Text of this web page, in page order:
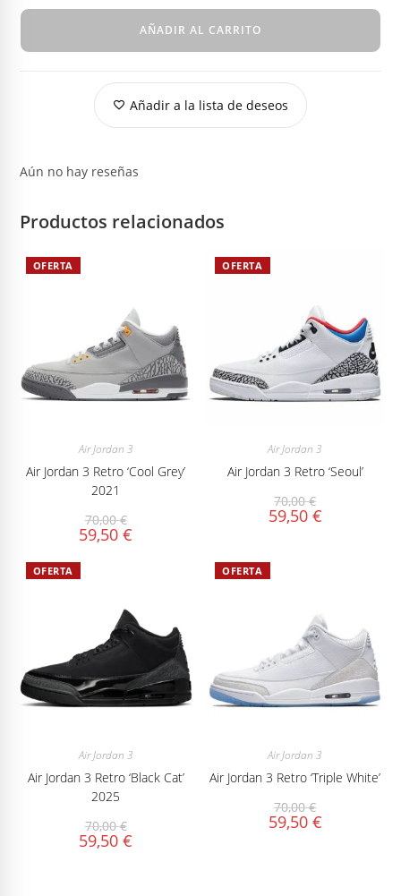
AÑADIR AL CARRITO
Añadir a la lista de deseos
Aún no hay reseñas
Productos relacionados
OFERTA
Air Jordan 3
Air Jordan 3 Retro ‘Cool Grey’
2021
70,00€
59,50€
OFERTA
Air Jordan 3
Air Jordan 3 Retro ‘Seoul’
70,00€
59,50 €
OFERTA
Air Jordan 3
Air Jordan 3 Retro ‘Black Cat’
2025
70,00€
59,50€
OFERTA
Air Jordan 3
Air Jordan 3 Retro ‘Triple White’
70,00€
59,50 €